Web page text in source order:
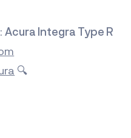
Acura Integra Type R
🔍